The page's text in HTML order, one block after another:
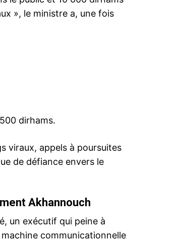
», le ministre a, une fois
dirhams.
viraux, appels à poursuites
de défiance envers le
Akhannouch
un exécutif qui peine à
communicationnelle